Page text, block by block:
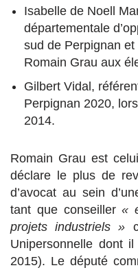
Isabelle de Noell
départementale
sud de Perpignan
Romain Grau aux
Gilbert Vidal,
Perpignan 2020,
2014.
Romain Grau est
déclare le plus de
d’avocat au sein
tant que conseiller«
projets industriels »
Unipersonnelle dont
2015). Le député